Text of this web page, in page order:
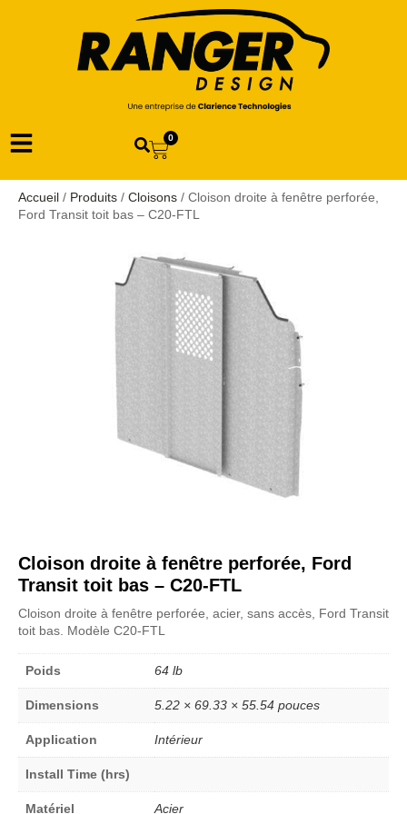
0
Accueil / Produits / Cloisons / Cloison droite à fenêtre perforée,
Ford Transit toit bas – C20-FTL
Cloison droite à fenêtre perforée, Ford
Transit toit bas – C20-FTL
Cloison droite à fenêtre perforée, acier, sans accès, Ford Transit
toit bas. Modèle C20-FTL
Poids 64 lb
Dimensions 5.22 × 69.33 × 55.54 pouces
Application Intérieur
Install Time (hrs)
Matériel Acier